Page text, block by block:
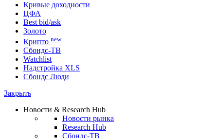
Портфель
Консенсусы
Поиск облигаций (ИИ)
Кривые доходности
ЦФА
Best bid/ask
Золото
Крипто new
Watchlist
Сбондс Люди